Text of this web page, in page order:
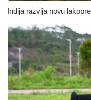
Indija razvija novu